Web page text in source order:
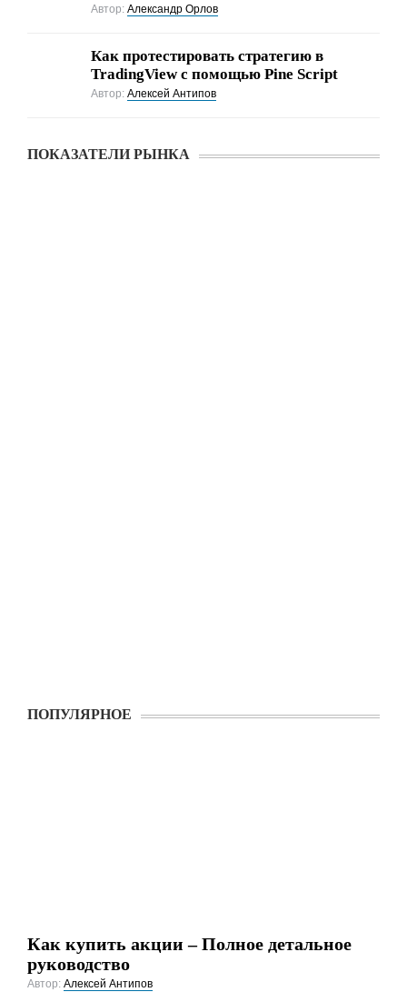
Автор:Александр Орлов
Как протестировать стратегию в
TradingView с помощью Pine Script
Автор:Алексей Антипов
ПОКАЗАТЕЛИ РЫНКА
ПОПУЛЯРНОЕ
Как купить акции – Полное детальное
руководство
Автор:Алексей Антипов